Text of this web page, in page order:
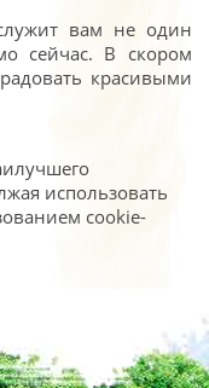
вам не один
сейчас. В скором
красивыми
использовать
cookie-